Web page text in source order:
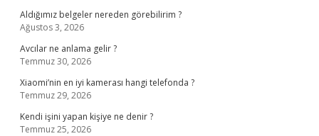
Aldığımız belgeler nereden görebilirim ?
Ağustos 3, 2026
Avcılar ne anlama gelir ?
Temmuz 30, 2026
Xiaomi’nin en iyi kamerası hangi telefonda ?
Temmuz 29, 2026
Kendi işini yapan kişiye ne denir ?
Temmuz 25, 2026